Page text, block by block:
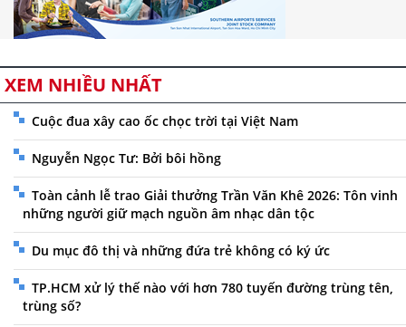
XEM NHIỀU NHẤT
Cuộc đua xây cao ốc chọc trời tại Việt Nam
Nguyễn Ngọc Tư: Bởi bôi hồng
Toàn cảnh lễ trao Giải thưởng Trần Văn Khê 2026: Tôn vinh
những người giữ mạch nguồn âm nhạc dân tộc
Du mục đô thị và những đứa trẻ không có ký ức
TP.HCM xử lý thế nào với hơn 780 tuyến đường trùng tên,
trùng số?